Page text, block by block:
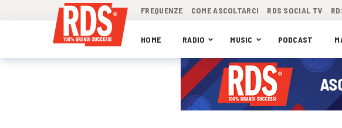
FREQUENZE COME ASCOLTARCI RDS SOCIAL TV
HOME RADIO MUSIC PODCAST